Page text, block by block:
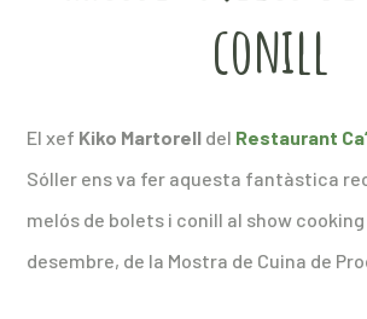
conill
El xef Kiko Martorell del Restaurant
Sóller ens va fer aquesta fantàstica
melós de bolets i conill al show cooking
desembre, de la Mostra de Cuina de